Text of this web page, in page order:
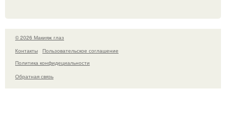
© 2026 Макияж глаз
Контакты
Пользовательское соглашение
Политика конфидециальности
Обратная связь